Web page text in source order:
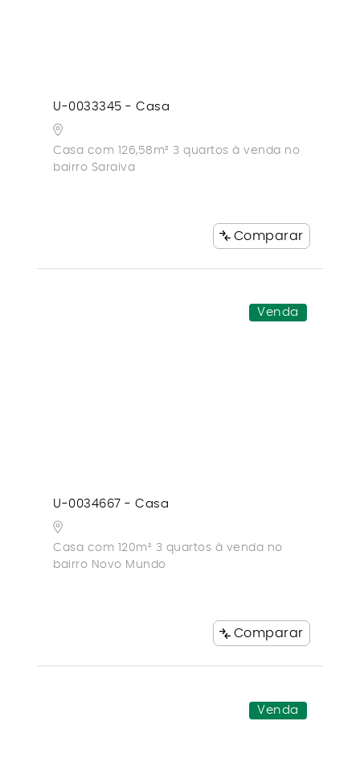
U-0033345 - Casa
Casa com 126,58m² 3 quartos à venda no
bairro Saraiva
Comparar
Venda
U-0034667 - Casa
Casa com 120m² 3 quartos à venda no
bairro Novo Mundo
Comparar
Venda